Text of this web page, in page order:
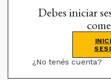
Debes iniciar
¿No tenés cuenta?